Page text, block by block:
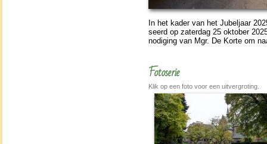
In het kader van het Jubel­jaar
seerd op zater­dag 25 ok­to­ber
no­di­ging van Mgr. De Korte om
Fotoserie
Klik op een foto voor een uitvergroting.